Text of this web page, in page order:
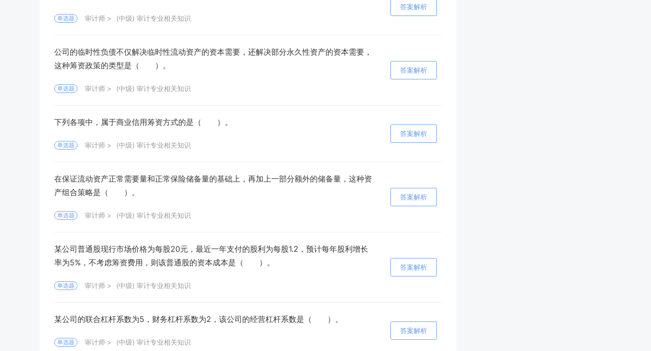
单选题 审计师 (中级) 审计专业相关知识
答案解析
公司的临时性负债不仅解决临时性流动资产的资本需要，还解决部分永久性资产的资本需要，
这种筹资政策的类型是（ ）。
单选题 审计师 (中级) 审计专业相关知识
答案解析
下列各项中，属于商业信用筹资方式的是（ ）。
单选题 审计师 (中级) 审计专业相关知识
答案解析
在保证流动资产正常需要量和正常保险储备量的基础上，再加上一部分额外的储备量，这种资
产组合策略是（ ）。
单选题 审计师 (中级) 审计专业相关知识
答案解析
某公司普通股现行市场价格为每股20元，最近一年支付的股利为每股1.2，预计每年股利增长
率为5%，不考虑筹资费用，则该普通股的资本成本是（ ）。
单选题 审计师 (中级) 审计专业相关知识
答案解析
某公司的联合杠杆系数为5，财务杠杆系数为2，该公司的经营杠杆系数是（ ）。
单选题 审计师 (中级) 审计专业相关知识
答案解析